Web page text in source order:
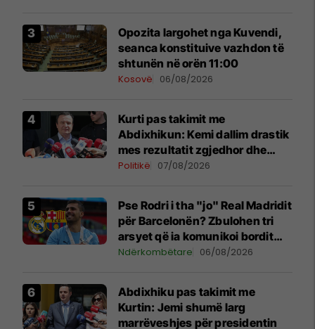
Opozita largohet nga Kuvendi,
seanca konstituive vazhdon të
shtunën në orën 11:00
Kosovë 06/08/2026
Kurti pas takimit me
Abdixhikun: Kemi dallim drastik
mes rezultatit zgjedhor dhe
kërkesave të LDK-së
Politikë 07/08/2026
Pse Rodri i tha "jo" Real Madridit
për Barcelonën? Zbulohen tri
arsyet që ia komunikoi bordit
madrilen
Ndërkombëtare 06/08/2026
Abdixhiku pas takimit me
Kurtin: Jemi shumë larg
marrëveshjes për presidentin